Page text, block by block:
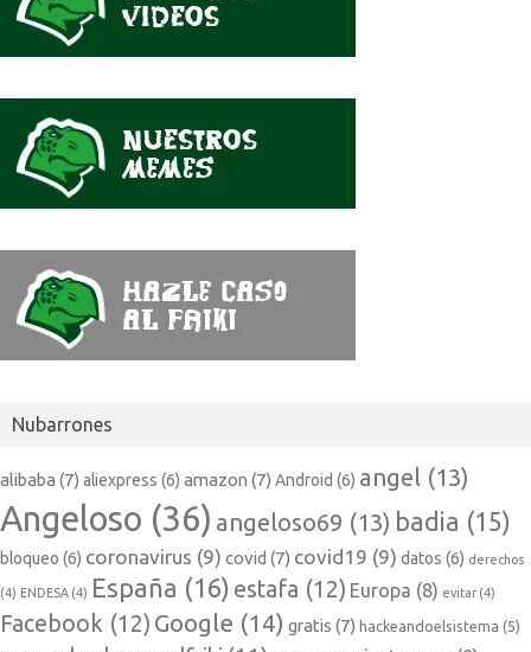
Nubarrones
alibaba (7) aliexpress (6) amazon (7) Android (6) angel (13)
Angeloso (36) angeloso69 (13) badia (15)
bloqueo (6) coronavirus (9) covid (7) covid19 (9) datos (6) derechos
(4) ENDESA (4) España (16) estafa (12) Europa (8) evitar (4)
Facebook (12) Google (14) gratis (7) hackeandoelsistema (5)